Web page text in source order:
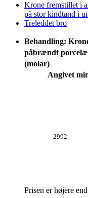
Krone fremstillet i
på stor kindtand i
Treleddet bro
Behandling:
påbrændt
(molar)
Angivet
2992
Prisen er højere